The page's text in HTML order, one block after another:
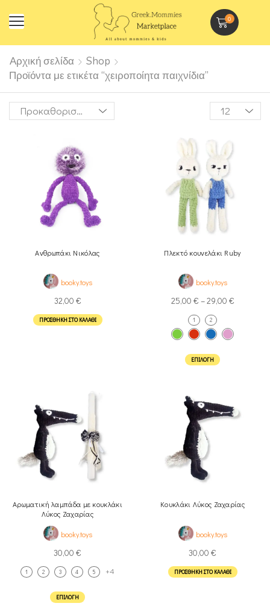
0
Αρχική σελίδα
Shop
Προϊόντα με ετικέτα “χειροποίητα παιχνίδια”
Ανθρωπάκι Νικόλας
booky.toys
32,00 €
ΠΡΟΣΘΉΚΗ ΣΤΟ ΚΑΛΆΘΙ
Πλεκτό κουνελάκι Ruby
booky.toys
25,00 € –29,00 €
1 2
ΕΠΙΛΟΓΉ
Αρωματική λαμπάδα με κουκλάκι
Λύκος Ζαχαρίας
booky.toys
30,00 €
1 2 3 4 5 +4
ΕΠΙΛΟΓΉ
Κουκλάκι Λύκος Ζαχαρίας
booky.toys
30,00 €
ΠΡΟΣΘΉΚΗ ΣΤΟ ΚΑΛΆΘΙ